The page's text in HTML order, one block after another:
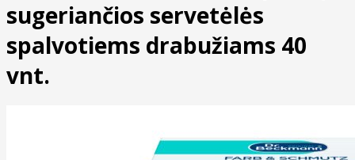
sugeriančios servetėlės
spalvotiems drabužiams 40
vnt.